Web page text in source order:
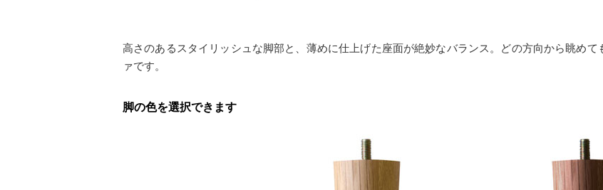
高さのあるスタイリッシュな脚部と、薄めに仕上げた座面が絶妙なバランス。どの方向から眺め
ァです。
脚の色を選択できます